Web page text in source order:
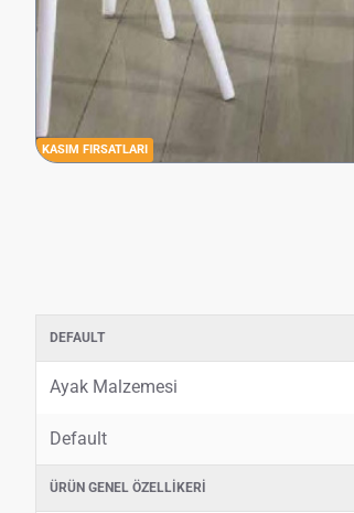
KASIM FIRSATLARI
DEFAULT
Ayak Malzemesi
Default
ÜRÜN GENEL ÖZELLIKERI